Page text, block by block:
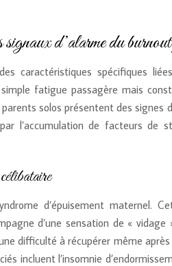
d’alarme du
caractéristiques spécifiques
fatigue passagère mais
solos présentent des signes
l’accumulation de facteurs de
d’épuisement maternel.
d’une sensation de « vidage
difficulté à récupérer même
incluent l’insomnie